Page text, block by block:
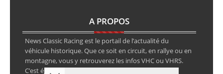
A PROPOS
News Classic Racing est le portail de l’actualité du
véhicule historique. Que ce soit en circuit, en rallye ou en
montagne, vous y retrouverez les infos VHC ou VHRS.
C’est également le calendrier des épreuves ainsi que